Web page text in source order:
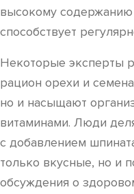
высокому содержанию
способствует
Некоторые эксперты
рацион орехи и
но и насыщают
витаминами. Люди
с добавлением
только вкусные, но и
обсуждения о